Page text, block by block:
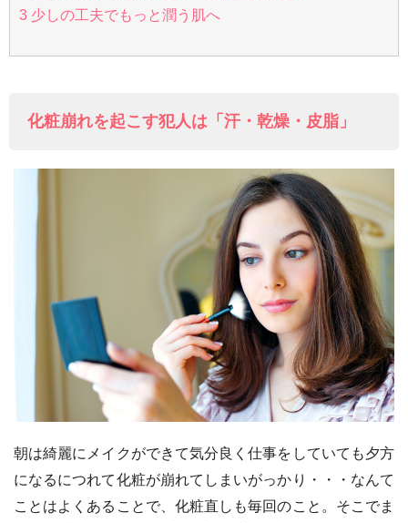
3 少しの工夫でもっと潤う肌へ
化粧崩れを起こす犯人は「汗・乾燥・皮脂」
朝は綺麗にメイクができて気分良く仕事をしていても夕方
になるにつれて化粧が崩れてしまいがっかり・・・なんて
ことはよくあることで、化粧直しも毎回のこと。そこでま